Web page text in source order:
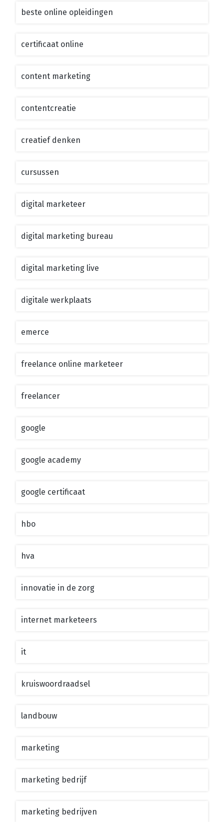
beste online opleidingen
certificaat online
content marketing
contentcreatie
creatief denken
cursussen
digital marketeer
digital marketing bureau
digital marketing live
digitale werkplaats
emerce
freelance online marketeer
freelancer
google
google academy
google certificaat
hbo
hva
innovatie in de zorg
internet marketeers
it
kruiswoordraadsel
landbouw
marketing
marketing bedrijf
marketing bedrijven